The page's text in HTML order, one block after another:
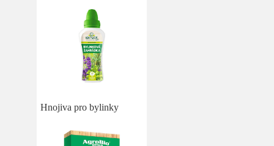
Hnojiva pro bylinky